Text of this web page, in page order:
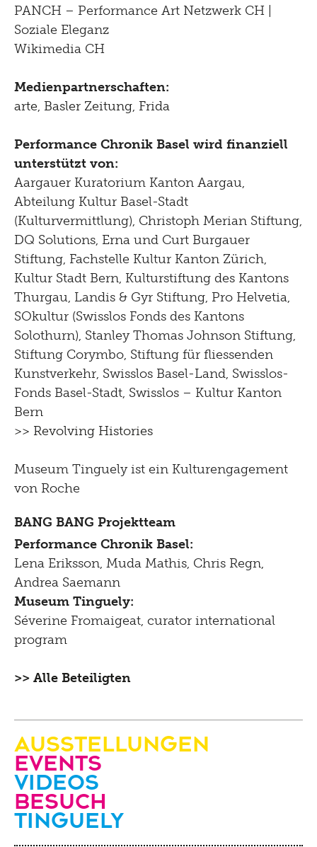
PANCH – Performance Art Netzwerk CH |
Soziale Eleganz
Wikimedia CH
Medienpartnerschaften:
arte, Basler Zeitung, Frida
Performance Chronik Basel wird finanziell
unterstützt von:
Aargauer Kuratorium Kanton Aargau,
Abteilung Kultur Basel-Stadt
(Kulturvermittlung), Christoph Merian Stiftung,
DQ Solutions, Erna und Curt Burgauer
Stiftung, Fachstelle Kultur Kanton Zürich,
Kultur Stadt Bern, Kulturstiftung des Kantons
Thurgau, Landis & Gyr Stiftung, Pro Helvetia,
SOkultur (Swisslos Fonds des Kantons
Solothurn), Stanley Thomas Johnson Stiftung,
Stiftung Corymbo, Stiftung für fliessenden
Kunstverkehr, Swisslos Basel-Land, Swisslos-
Fonds Basel-Stadt, Swisslos – Kultur Kanton
Bern
>> Revolving Histories
Museum Tinguely ist ein Kulturengagement
von Roche
BANG BANG Projektteam
Performance Chronik Basel:
Lena Eriksson, Muda Mathis, Chris Regn,
Andrea Saemann
Museum Tinguely:
Séverine Fromaigeat, curator international
program
>> Alle Beteiligten
Ausstellungen
Events
Videos
Besuch
Tinguely